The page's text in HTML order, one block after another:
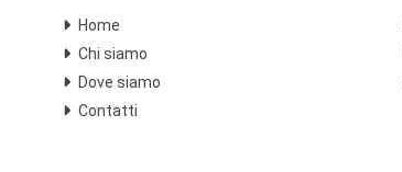
Home
Chi siamo
Dove siamo
Contatti